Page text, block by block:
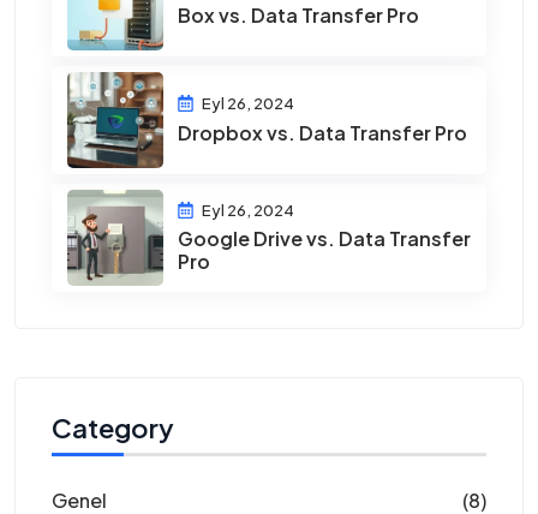
Box vs. Data Transfer Pro
Eyl 26, 2024
Dropbox vs. Data Transfer Pro
Eyl 26, 2024
Google Drive vs. Data Transfer
Pro
Category
Genel (8)